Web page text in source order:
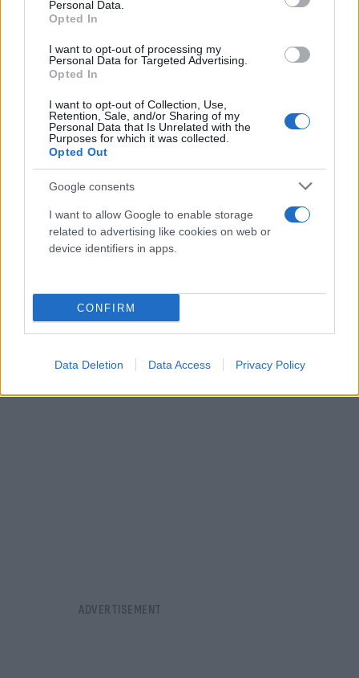
Personal Data.
Opted In
I want to opt-out of processing my
Personal Data for Targeted Advertising.
Opted In
I want to opt-out of Collection, Use,
Retention, Sale, and/or Sharing of my
Personal Data that Is Unrelated with the
Purposes for which it was collected.
Opted Out
Google consents
I want to allow Google to enable storage
related to advertising like cookies on web or
device identifiers in apps.
CONFIRM
Data Deletion Data Access Privacy Policy
Ερυθρός Σταυρός: «Κατέβασε» το βίντεο για τη
στην Κυψέλη
07.08.2026